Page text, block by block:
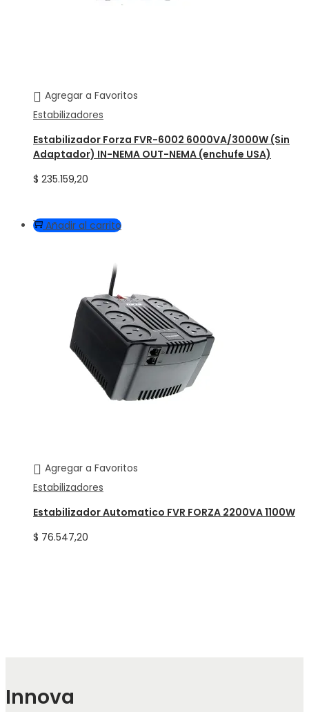
Agregar a Favoritos
Estabilizadores
Estabilizador Forza FVR-6002 6000VA/3000W (Sin
Adaptador) IN-NEMA OUT-NEMA (enchufe USA)
$ 235.159,20
Añadir al carrito
Agregar a Favoritos
Estabilizadores
Estabilizador Automatico FVR FORZA 2200VA 1100W
$ 76.547,20
Innova